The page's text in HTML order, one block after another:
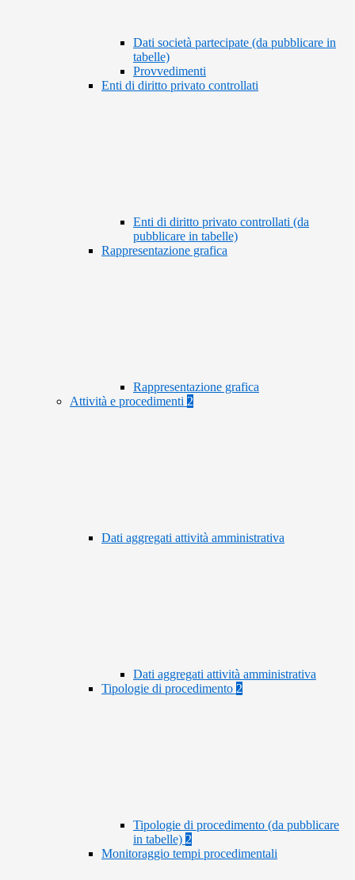
Dati società partecipate (da pubblicare in
tabelle)
Provvedimenti
Enti di diritto privato controllati
Enti di diritto privato controllati (da
pubblicare in tabelle)
Rappresentazione grafica
Rappresentazione grafica
Attività e procedimenti 2
Dati aggregati attività amministrativa
Dati aggregati attività amministrativa
Tipologie di procedimento 2
Tipologie di procedimento (da pubblicare
in tabelle) 2
Monitoraggio tempi procedimentali